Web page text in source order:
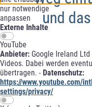
nur notwendige
anpassen
Externe Inhalte
YouTube
Anbieter: Google Ireland Ltd
Videos. Dabei werden
übertragen. - Datenschutz:
https://www.youtube.com/
settings/privacy/
und